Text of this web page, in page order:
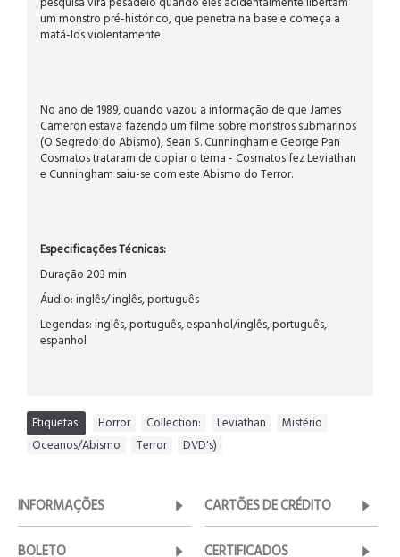
um monstro pré-histórico, que penetra na base e começa a
matá-los violentamente.
No ano de 1989, quando vazou a informação de que James
Cameron estava fazendo um filme sobre monstros submarinos
(O Segredo do Abismo), Sean S. Cunningham e George Pan
Cosmatos trataram de copiar o tema - Cosmatos fez Leviathan
e Cunningham saiu-se com este Abismo do Terror.
Especificações Técnicas:
Duração 203 min
Áudio: inglês/ inglês, português
Legendas: inglês, português, espanhol/inglês, português,
espanhol
Etiquetas: Horror Collection: Leviathan Mistério
Oceanos/Abismo
Terror DVD's)
INFORMAÇÕES CARTÕES DE CRÉDITO
BOLETO CERTIFICADOS